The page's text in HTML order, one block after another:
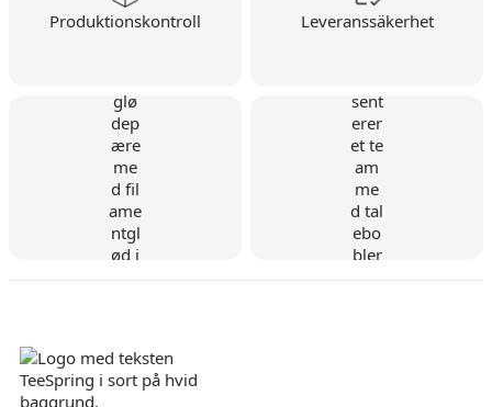
Produktionskontroll Leveranssäkerhet